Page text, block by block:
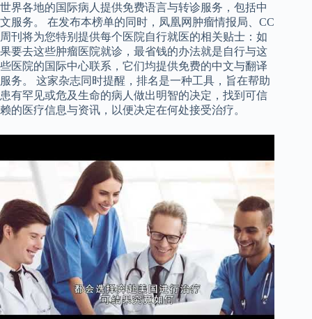
世界各地的国际病人提供免费语言与转诊服务，包括中
文服务。 在发布本榜单的同时，凤凰网肿瘤情报局、CC
周刊将为您特别提供每个医院自行就医的相关贴士：如
果要去这些肿瘤医院就诊，最省钱的办法就是自行与这
些医院的国际中心联系，它们均提供免费的中文与翻译
服务。 这家杂志同时提醒，排名是一种工具，旨在帮助
患有罕见或危及生命的病人做出明智的决定，找到可信
赖的医疗信息与资讯，以便决定在何处接受治疗。